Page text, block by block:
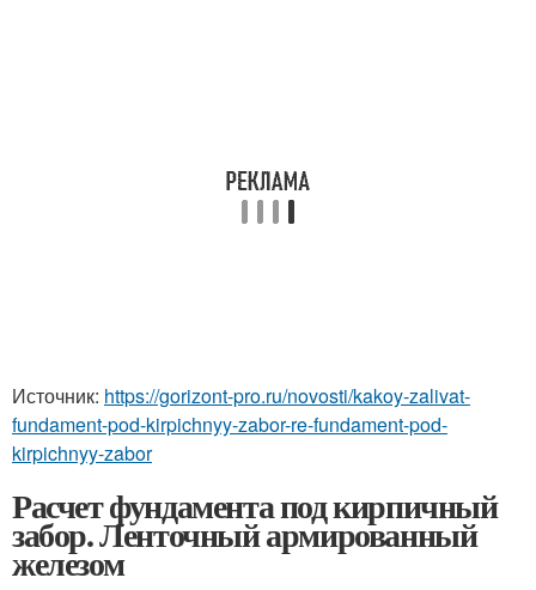
Источник: https://gorizont-pro.ru/novosti/kakoy-zalivat-
fundament-pod-kirpichnyy-zabor-re-fundament-pod-
kirpichnyy-zabor
Расчет фундамента под кирпичный
забор. Ленточный армированный
железом